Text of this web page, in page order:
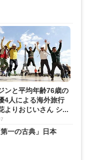
ンと平均年齢76歳の
4人による海外旅行
りおじいさん シ...
一の古典」日本